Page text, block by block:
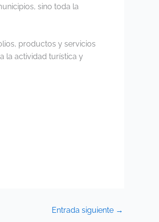
sino toda la
productos y servicios
la actividad turística y
Entrada siguiente →